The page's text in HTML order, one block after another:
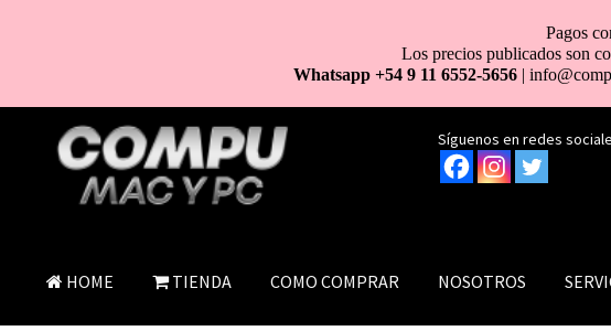
navegación
al
contenido
Síguenos en redes
HOME TIENDA COMO COMPRAR NOSOTROS
Pagos
Los precios publicados son
Whatsapp +54 9 11 6552-5656 |